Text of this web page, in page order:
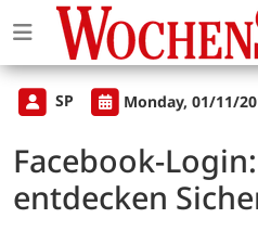
SP Monday, 01/11/
Facebook-
entdecken